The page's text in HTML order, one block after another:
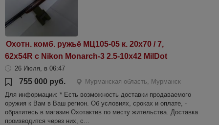
Охотн. комб. ружьё МЦ105-05 к. 20x70 / 7,
62x54R с Nikon Monarch-3 2.5-10x42 MilDot
26 Июля, в 06:47
755 000 руб.
Мурманская область, Мурманск
Для информации: * Есть возможность доставки продаваемого
оружия к Вам в Ваш регион. Об условиях, сроках и оплате, -
обратитесь в магазин Охотактив по месту жительства. Доставка
производится через них, с...